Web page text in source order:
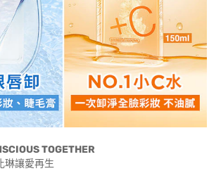
TOGETHER
琳讓愛再生